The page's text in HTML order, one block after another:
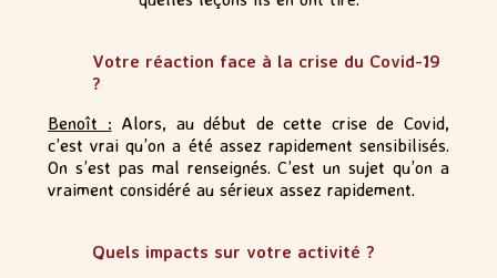
Votre réaction face à la crise du Covid-19
?
Benoît : Alors, au début de cette crise de Covid,
c’est vrai qu’on a été assez rapidement sensibilisés.
On s’est pas mal renseignés. C’est un sujet qu’on a
vraiment considéré au sérieux assez rapidement.
Quels impacts sur votre activité ?